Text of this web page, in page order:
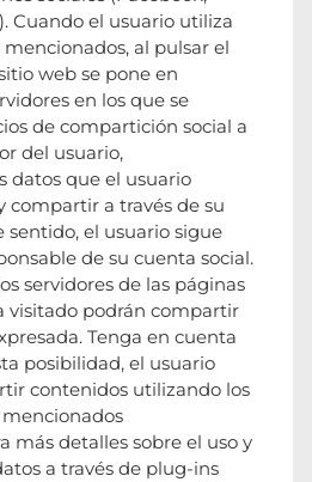
Cuando el usuario utiliza
al pulsar el
web se pone en
en los que se
de compartición social a
del usuario,
datos que el usuario
compartir a través de su
sentido, el usuario sigue
de su cuenta social.
servidores de las páginas
visitado podrán compartir
Tenga en cuenta
posibilidad, el usuario
contenidos utilizando los
más detalles sobre el uso y
a través de plug-ins